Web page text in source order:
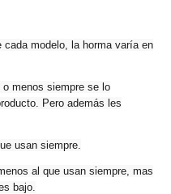
cada modelo, la horma varía en
menos siempre se lo
Pero además les
usan siempre.
al que usan siempre, mas
bajo.